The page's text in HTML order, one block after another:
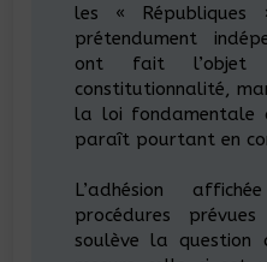
les «
prétendument
ont fait l’objet
constitutionnalité,
la loi fondamentale
paraît pourtant en
L’adhésion
procédures
soulève la question